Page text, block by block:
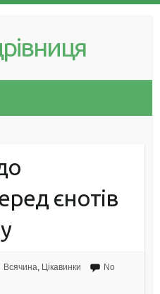
єнотів
Всячина, Цікавинки
No